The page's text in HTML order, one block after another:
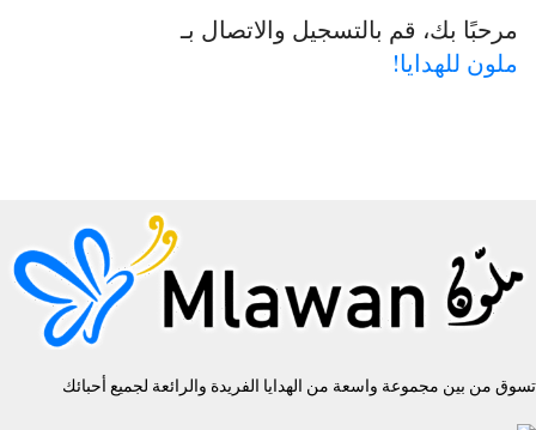
مرحبًا بك، قم بالتسجيل والاتصال بـ
ملون للهدايا!
تسوق من بين مجموعة واسعة من الهدايا الفريدة والرائعة لجميع أحبائك